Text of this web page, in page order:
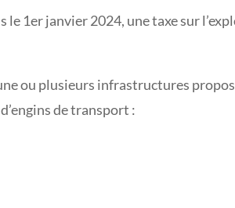
le 1er janvier 2024, une taxe sur
ou plusieurs infrastructures
de transport :